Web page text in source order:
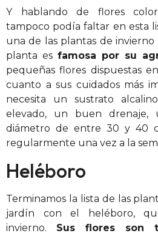
Y hablando de flores
tampoco podía faltar en esta
una de las plantas de invierno
planta es famosa por su
pequeñas flores dispuestas
cuanto a sus cuidados más
necesita un sustrato
elevado, un buen drenaje,
diámetro de entre 30 y 40
regularmente una vez a la
Heléboro
Terminamos la lista de las
jardín con el heléboro,
invierno. Sus flores son